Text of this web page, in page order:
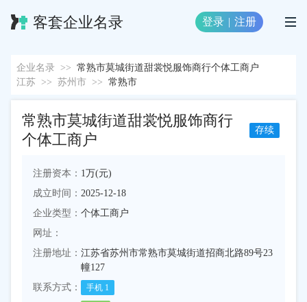
客套企业名录 登录 | 注册
企业名录 >> 常熟市莫城街道甜裳悦服饰商行个体工商户
江苏 >> 苏州市 >> 常熟市
常熟市莫城街道甜裳悦服饰商行
个体工商户
存续
注册资本： 1万(元)
成立时间： 2025-12-18
企业类型： 个体工商户
网址：
注册地址： 江苏省苏州市常熟市莫城街道招商北路89号23
幢127
联系方式：
手机 1